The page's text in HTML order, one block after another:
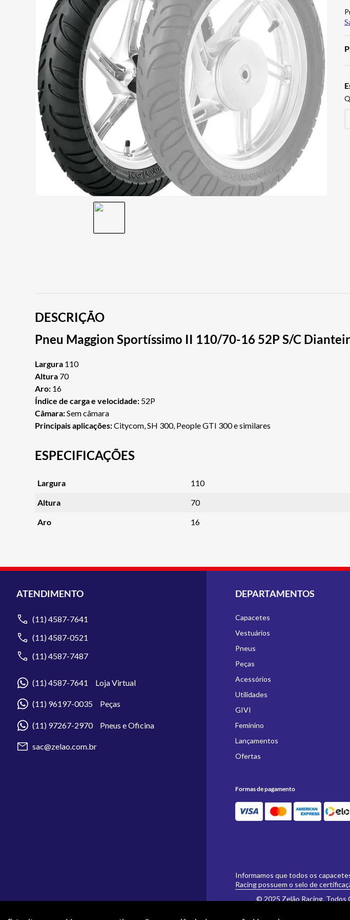
DESCRIÇÃO
Pneu Maggion Sportíssimo II 110/70-16 52P S/C
Largura 110
Altura 70
Aro: 16
Índice de carga e velocidade: 52P
Câmara:Sem câmara
Principais aplicações:Citycom, SH 300, People GTI 300 e similares
ESPECIFICAÇÕES
Largura 110
Altura 70
Aro 16
ATENDIMENTO
(11) 4587-7641
(11) 4587-0521
(11) 4587-7487
(11) 4587-7641 Loja Virtual
(11) 96197-0035 Peças
(11) 97267-2970 Pneus e Oficina
sac@zelao.com.br
DEPARTAMENTOS
Capacetes
Vestuários
Pneus
Peças
Acessórios
Utilidades
GIVI
Feminino
Lançamentos
Ofertas
Formas de pagamento
Informamos que todos os
Racing possuem o selo de
© 2025 Zelão Racing. Todos
9º AIROH
BOTAS